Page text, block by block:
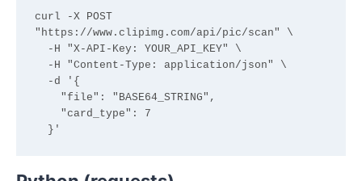
curl -X POST
"https://www.clipimg.com/api/pic/scan" \